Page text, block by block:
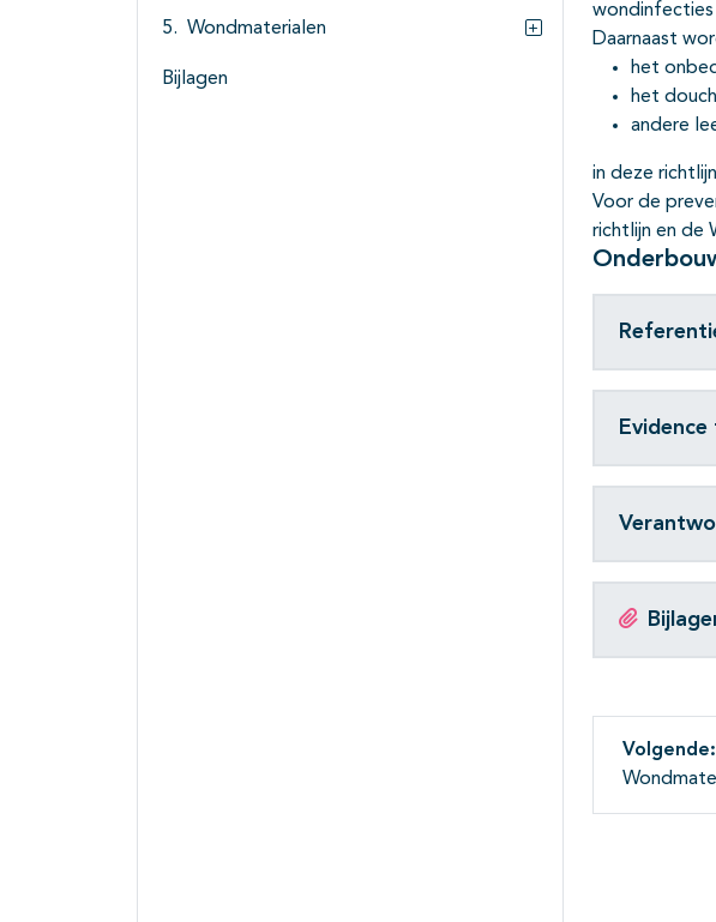
Wondmaterialen
Subpagina's open-
Bijlagen
wondinfecties
Daarnaast
het
het
andere
in deze
Voor de
richtlijn en de
Volgende: